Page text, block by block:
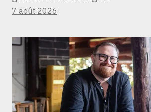
7 août 2026